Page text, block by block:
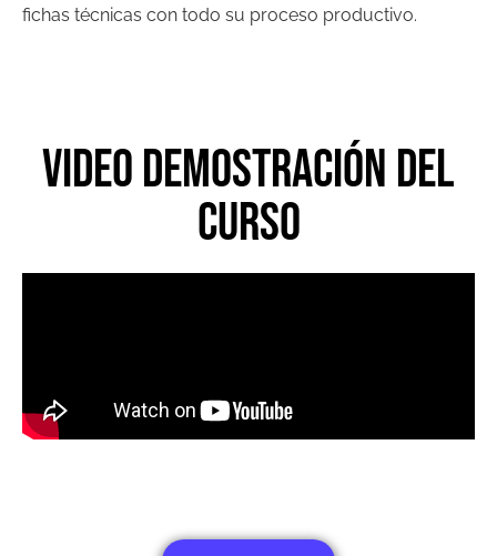
fichas técnicas con todo su proceso productivo.
Video Demostración del
curso